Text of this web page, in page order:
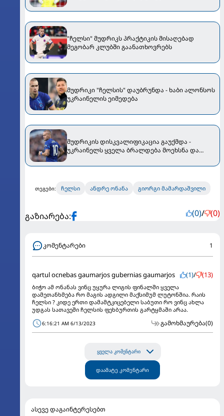
"ჩელსი" მუდრიკს პრაქტიკის მისაღებად
მეგობარ კლუბში გაანათხოვრებს
მუდრიკი "ჩელსის" დაუბრუნდა - ხაბი ალონსოს
უკრაინელის ეიმედება
მუდრიკის დისკვალიფიკაცია გაუქმდა -
უკრაინელს ყველა ბრალდება მოეხსნა და
თეგები: ჩელსი ანდრე ონანა გიორგი მამარდაშვილი
გაზიარება: (0)/ (0)
კომენტარები 1
qartul ocnebas gaumarjos gubernias gaumarjos (1)/ (13)
ბიჭო ამ ონანას ვინც უყურა ლიგის ფინალში ყველა
დამეთანხმება რო მაგის ადგილი მაქსიმუმ ლუტონშია. რაის
ჩელსი ? კიდე ერთი დამამტკიცებელი საბუთი რო ვინც ახლა
უდგას სათავეში ჩელსის ფეხბურთის გარტყმაში არაა.
6:16:21 AM 6/13/2023 გამოხმაურება(0)
ყველა კომენტარი
დაამატე კომენტარი
ასევე დაგაინტერესებთ